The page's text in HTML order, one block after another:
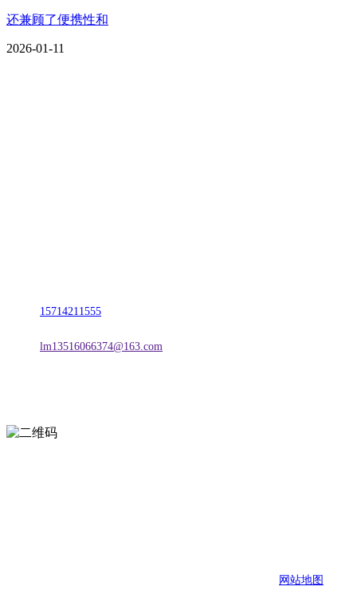
还兼顾了便携性和
2026-01-11
15714211555
lm13516066374@163.com
网站地图